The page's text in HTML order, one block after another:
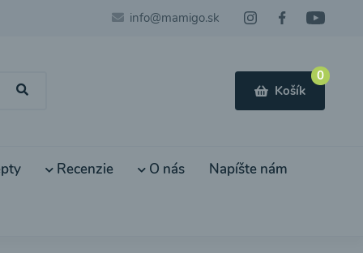
info@mamigo.sk
0
Košík
Recenzie O nás Napíšte nám